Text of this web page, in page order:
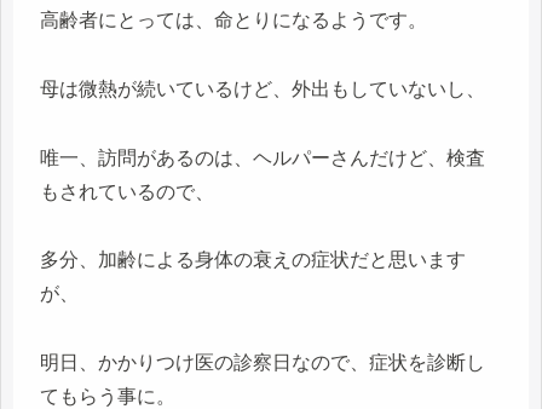
高齢者にとっては、命とりになるようです。
母は微熱が続いているけど、外出もしていないし、
唯一、訪問があるのは、ヘルパーさんだけど、検査
もされているので、
多分、加齢による身体の衰えの症状だと思います
が、
明日、かかりつけ医の診察日なので、症状を診断し
てもらう事に。